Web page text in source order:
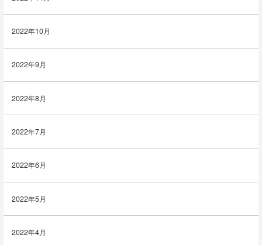
2022年10月
2022年9月
2022年8月
2022年7月
2022年6月
2022年5月
2022年4月